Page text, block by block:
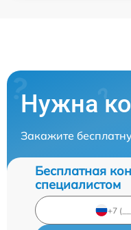
Нужна
Закажите
Бесплатная
специалистом